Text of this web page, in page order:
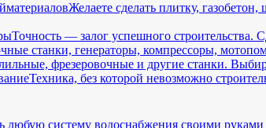
Желаете сделать плитку,
Точность — залог успешного
станки, генераторы, компрессоры,
фрезеровочные и другие станки.
Техника, без которой невозможно
любую систему водоснабжения своими